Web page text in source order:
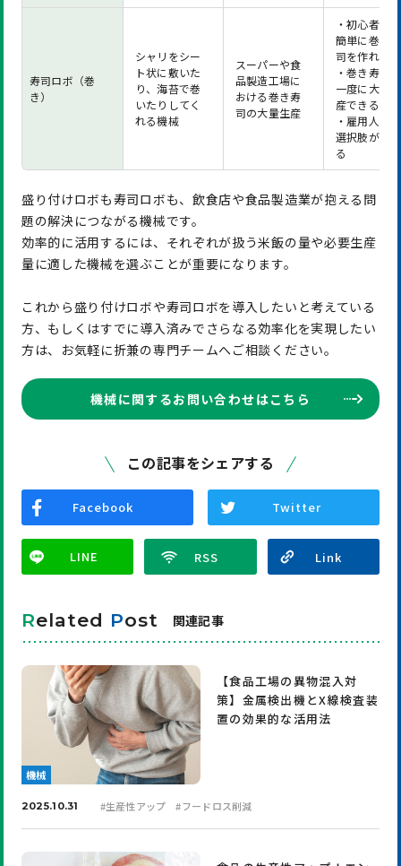
寿司ロボ（巻
き）
シャリをシー
ト状に敷いた
り、海苔で巻
いたりしてく
れる機械
スーパーや食
品製造工場に
おける巻き寿
司の大量生産
・初心者でも
簡単に巻き寿
司を作れる
・巻き寿司を
一度に大量生
産できる
・雇用人材の
選択肢が広が
る
盛り付けロボも寿司ロボも、飲食店や食品製造業が抱える問
題の解決につながる機械です。
効率的に活用するには、それぞれが扱う米飯の量や必要生産
量に適した機械を選ぶことが重要になります。
これから盛り付けロボや寿司ロボを導入したいと考えている
方、もしくはすでに導入済みでさらなる効率化を実現したい
方は、お気軽に折兼の専門チームへご相談ください。
機械に関するお問い合わせはこちら
この記事をシェアする
Facebook Twitter
LINE
Related Post 関連記事
機械
【食品工場の異物混入対
策】金属検出機とX線検査装
置の効果的な活用法
2025.10.31 #生産性アップ #フードロス削減